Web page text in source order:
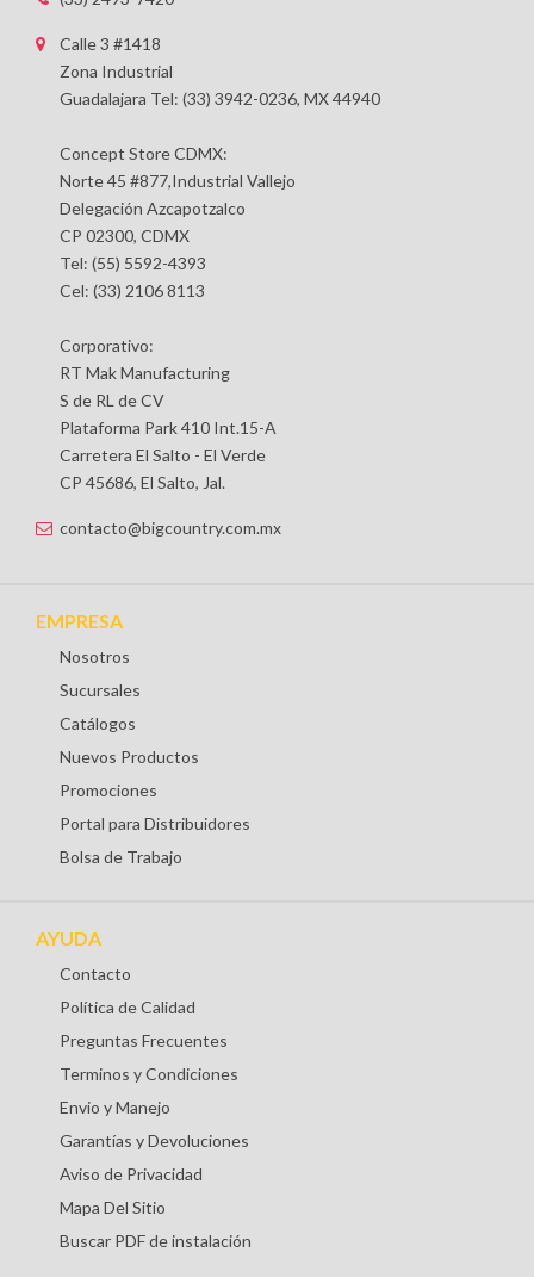
Calle 3 #1418
Zona Industrial
Guadalajara Tel: (33) 3942-0236, MX 44940
Concept Store CDMX:
Norte 45 #877,Industrial Vallejo
Delegación Azcapotzalco
CP 02300, CDMX
Tel: (55) 5592-4393
Cel: (33) 2106 8113
Corporativo:
RT Mak Manufacturing
S de RL de CV
Plataforma Park 410 Int.15-A
Carretera El Salto - El Verde
CP 45686, El Salto, Jal.
contacto@bigcountry.com.mx
EMPRESA
Nosotros
Sucursales
Catálogos
Nuevos Productos
Promociones
Portal para Distribuidores
Bolsa de Trabajo
AYUDA
Contacto
Política de Calidad
Preguntas Frecuentes
Terminos y Condiciones
Envio y Manejo
Garantías y Devoluciones
Aviso de Privacidad
Mapa Del Sitio
Buscar PDF de instalación